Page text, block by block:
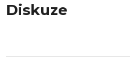
Diskuze